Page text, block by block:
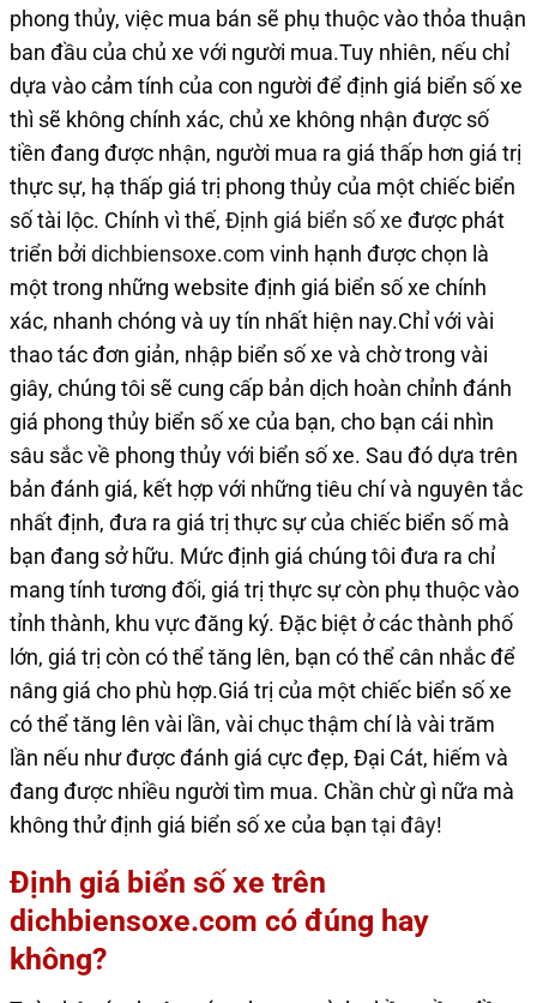
phong thủy, việc mua bán sẽ phụ thuộc vào thỏa thuận
ban đầu của chủ xe với người mua.Tuy nhiên, nếu chỉ
dựa vào cảm tính của con người để định giá biển số xe
thì sẽ không chính xác, chủ xe không nhận được số
tiền đang được nhận, người mua ra giá thấp hơn giá trị
thực sự, hạ thấp giá trị phong thủy của một chiếc biển
số tài lộc. Chính vì thế, Định giá biển số xe được phát
triển bởi dichbiensoxe.com vinh hạnh được chọn là
một trong những website định giá biển số xe chính
xác, nhanh chóng và uy tín nhất hiện nay.Chỉ với vài
thao tác đơn giản, nhập biển số xe và chờ trong vài
giây, chúng tôi sẽ cung cấp bản dịch hoàn chỉnh đánh
giá phong thủy biển số xe của bạn, cho bạn cái nhìn
sâu sắc về phong thủy với biển số xe. Sau đó dựa trên
bản đánh giá, kết hợp với những tiêu chí và nguyên tắc
nhất định, đưa ra giá trị thực sự của chiếc biển số mà
bạn đang sở hữu. Mức định giá chúng tôi đưa ra chỉ
mang tính tương đối, giá trị thực sự còn phụ thuộc vào
tỉnh thành, khu vực đăng ký. Đặc biệt ở các thành phố
lớn, giá trị còn có thể tăng lên, bạn có thể cân nhắc để
nâng giá cho phù hợp.Giá trị của một chiếc biển số xe
có thể tăng lên vài lần, vài chục thậm chí là vài trăm
lần nếu như được đánh giá cực đẹp, Đại Cát, hiếm và
đang được nhiều người tìm mua. Chần chừ gì nữa mà
không thử định giá biển số xe của bạn tại đây!
Định giá biển số xe trên
dichbiensoxe.com có đúng hay
không?